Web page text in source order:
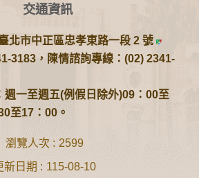
交通資訊
北市中正區忠孝東路一段 2 號
3183，陳情諮詢專線：(02) 2341-
週一至週五(例假日除外)09：00至
至17：00。
瀏覽人次
2599
新日期
115-08-10